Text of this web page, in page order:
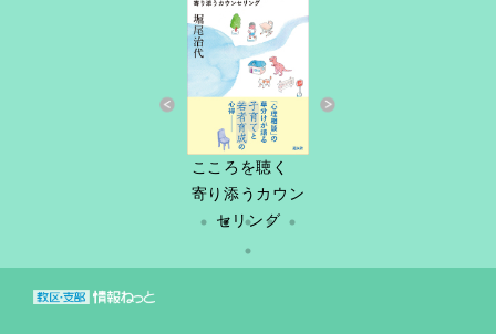
こころを聴く
寄り添うカウン
セリング